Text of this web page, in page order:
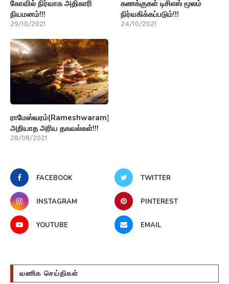
கோவில் நிர்வாக அதிகாரி
நியமனம்!!!
29/10/2021
கணக்குகள் டிசிஎஸ் மூலம்
நிர்வகிக்கப்படும்!!!
24/10/2021
ராமேஸ்வரம்(Rameshwaram)பற்றி
அறியாத அரிய தகவல்கள்!!!
28/08/2021
FACEBOOK TWITTER
INSTAGRAM PINTEREST
YOUTUBE EMAIL
வணிக செய்திகள்